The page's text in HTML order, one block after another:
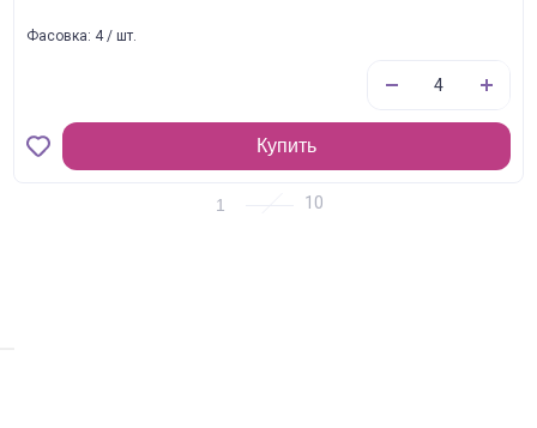
Фасовка: 4 / шт.
Купить
1